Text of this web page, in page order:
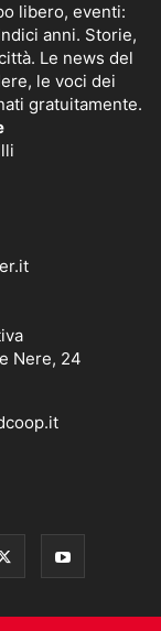
libero, eventi:
anni. Storie,
Le news del
le voci dei
gratuitamente.
Nere, 24